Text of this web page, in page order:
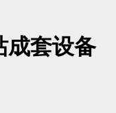
成套设备